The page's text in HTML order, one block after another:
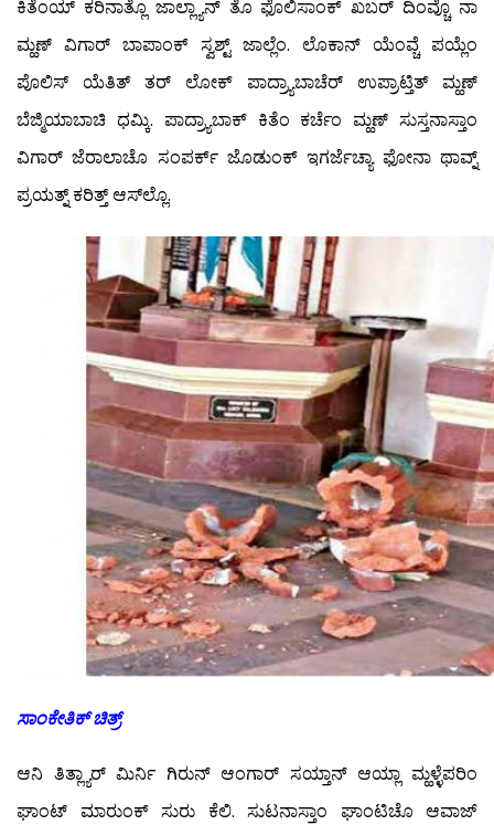
ಕಿತೆಂಯ್ ಕರಿನಾತ್ಲೊ ಜಾಲ್ಲ್ಯಾನ್ ತೊ ಫೊಲಿಸಾಂಕ್ ಖಬರ್ ದಿಂವ್ಚೊ ನಾ
ಮ್ಹಣ್ ವಿಗಾರ್ ಬಾಪಾಂಕ್ ಸ್ವಶ್ಟ್ ಜಾಲ್ಲೆಂ. ಲೊಕಾನ್ ಯೆಂವ್ಚೆ ಪಯ್ಲೆಂ
ಪೊಲಿಸ್ ಯೆತಿತ್ ತರ್ ಲೋಕ್ ಪಾದ್ರ್ಯಾಬಾಚೆರ್ ಉಪ್ರಾಟ್ತಿತ್ ಮ್ಹಣ್
ಬೆಜ್ಮಿಯಾಬಾಚಿ ಧಮ್ಕಿ. ಪಾದ್ರ್ಯಾಬಾಕ್ ಕಿತೆಂ ಕರ್ಚೆಂ ಮ್ಹಣ್ ಸುಸ್ತನಾಸ್ತಾಂ
ವಿಗಾರ್ ಜೆರಾಲಾಚೊ ಸಂಪರ್ಕ್ ಜೊಡುಂಕ್ ಇಗರ್ಜೆಚ್ಯಾ ಫೋನಾ ಥಾವ್ನ್
ಪ್ರಯತ್ನ್ ಕರಿತ್ತ್ ಆಸ್‌ಲ್ಲೊ.
ಸಾಂಕೇತಿಕ್ ಚಿತ್ರ್
ಆನಿ ತಿತ್ಲ್ಯಾರ್ ಮಿರ್ನಿ ಗಿರುನ್ ಆಂಗಾರ್ ಸಯ್ತಾನ್ ಆಯ್ಲಾ ಮ್ಹಳ್ಳೆಪರಿಂ
ಘಾಂಟ್ ಮಾರುಂಕ್ ಸುರು ಕೆಲಿ. ಸುಟನಾಸ್ತಾಂ ಘಾಂಟಿಚೊ ಆವಾಜ್